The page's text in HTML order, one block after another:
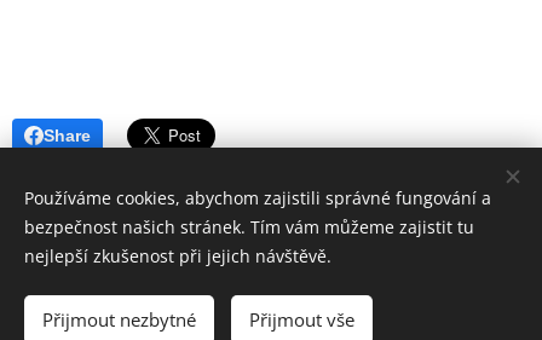
Share
© 2018T.J. Sokol Praha VII-Oddíl moderní gymnastiky.
Vytvořeno službou Webnode
Používáme cookies, abychom zajistili správné fungování a
bezpečnost našich stránek. Tím vám můžeme zajistit tu
nejlepší zkušenost při jejich návštěvě.
Přijmout nezbytné Přijmout vše